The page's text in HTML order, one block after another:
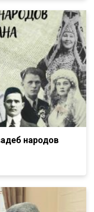
народов